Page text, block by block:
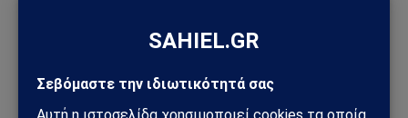
Ιός hantavirus σε κρουαζιερόπλοιο στον